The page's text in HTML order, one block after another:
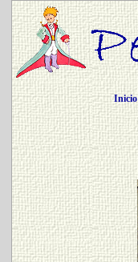
Inicio